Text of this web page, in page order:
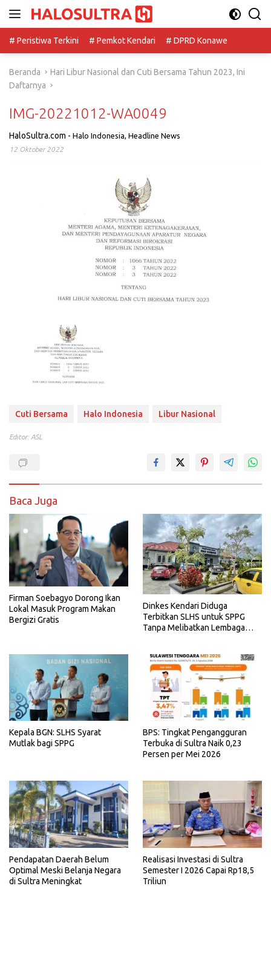
# Peristiwa Terkini
# Pemkot Kendari # DPRD Konawe
Beranda
Hari Libur Nasional dan Cuti Bersama Tahun 2023, Ini
Daftarnya
IMG-20221012-WA0049
HaloSultra.com - Halo Indonesia, Headline News
12 Oktober 2022
Cuti Bersama Halo Indonesia Libur Nasional
Editor: ASL
Baca Juga
Firman Soebagyo Dorong Ikan
Lokal Masuk Program Makan
Bergizi Gratis
Dinkes Kendari Diduga
Terbitkan SLHS untuk SPPG
Tanpa Melibatkan Lembaga
Kepala BGN: SLHS Syarat
Mutlak bagi SPPG
BPS: Tingkat Pengangguran
Terbuka di Sultra Naik 0,23
Persen per Mei 2026
Pendapatan Daerah Belum
Optimal Meski Belanja Negara
di Sultra Meningkat
Realisasi Investasi di Sultra
Semester I 2026 Capai Rp18,5
Triliun